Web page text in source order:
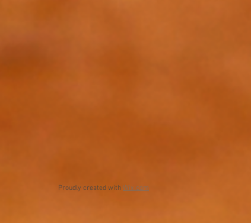
Proudly created with Wix.com